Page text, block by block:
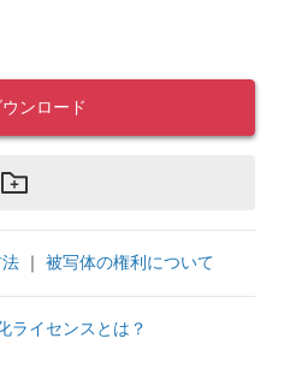
ウンロード
｜ 被写体の権利について
ライセンスとは？